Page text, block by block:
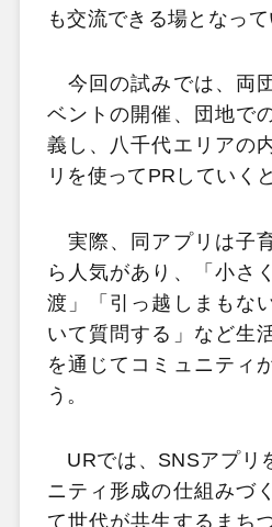
も交流できる場となって
今回の試みでは、両
ベントの開催、団地で
義し、八千代エリアの
リを使ってPRしていく
実際、同アプリは子
ら人気があり、「小さ
渡」「引っ越しまもな
いて質問する」など生
を通じてコミュニティ
う。
URでは、SNSアプリ
ニティ形成の仕組みづ
て世代が共生するまち